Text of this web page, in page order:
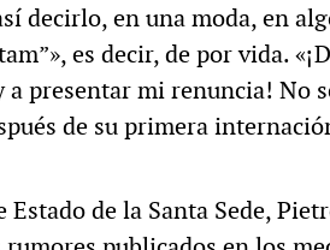
decirlo, en una moda, en
es decir, de por vida.
a presentar mi renuncia! No
de su primera
de la Santa Sede,